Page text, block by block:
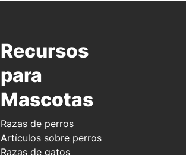
Recursos
para
Mascotas
Razas de perros
Artículos sobre perros
Razas de gatos